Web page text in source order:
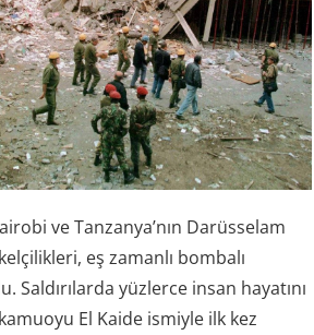
ve Tanzanya’nın Darüsselam
eş zamanlı bombalı
Saldırılarda yüzlerce insan hayatını
El Kaide ismiyle ilk kez